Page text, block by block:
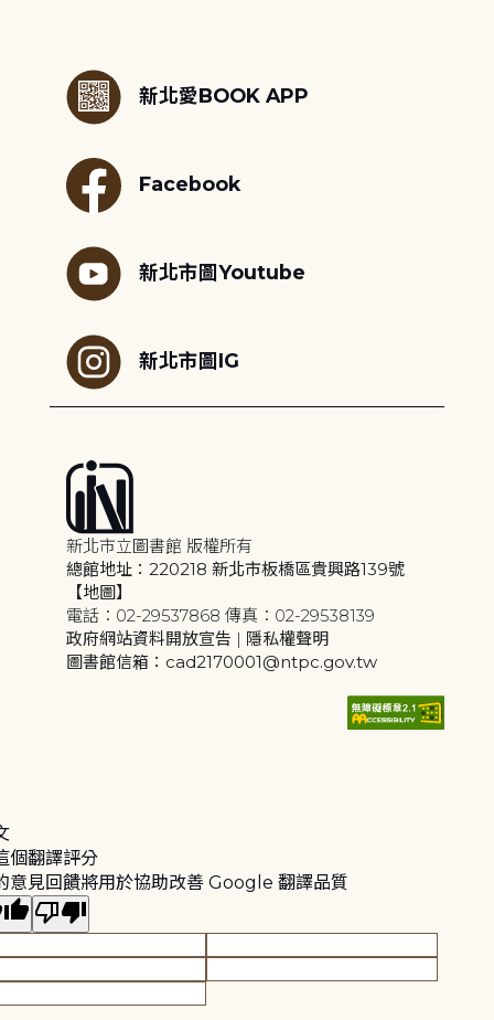
新北愛BOOK APP
Facebook
新北市圖Youtube
新北市圖IG
新北市立圖書館 版權所有
總館地址：220218 新北市板橋區貴興路139號
【地圖】
電話：02-29537868 傳真：02-29538139
政府網站資料開放宣告 | 隱私權聲明
圖書館信箱：cad2170001@ntpc.gov.tw
個翻譯評分
意見回饋將用於協助改善 Google 翻譯品質